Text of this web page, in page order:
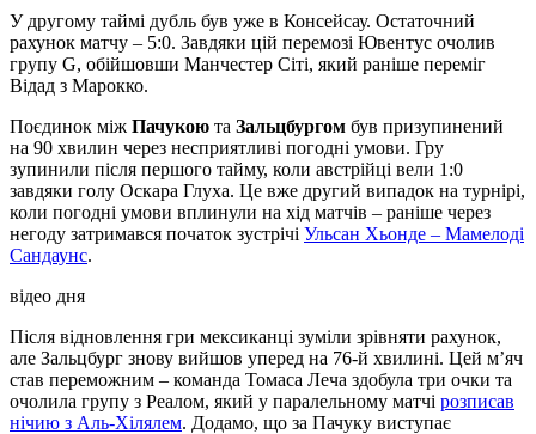
У другому таймі дубль був уже в Консейсау. Остаточний
рахунок матчу – 5:0. Завдяки цій перемозі Ювентус очолив
групу G, обійшовши Манчестер Сіті, який раніше переміг
Відад з Марокко.
Поєдинок між Пачукою та Зальцбургом був призупинений
на 90 хвилин через несприятливі погодні умови. Гру
зупинили після першого тайму, коли австрійці вели 1:0
завдяки голу Оскара Глуха. Це вже другий випадок на турнірі,
коли погодні умови вплинули на хід матчів – раніше через
негоду затримався початок зустрічі Ульсан Хьонде – Мамелоді
Сандаунс.
відео дня
Після відновлення гри мексиканці зуміли зрівняти рахунок,
але Зальцбург знову вийшов уперед на 76-й хвилині. Цей м’яч
став переможним – команда Томаса Леча здобула три очки та
очолила групу з Реалом, який у паралельному матчі розписав
нічию з Аль-Хілялем. Додамо, що за Пачуку виступає